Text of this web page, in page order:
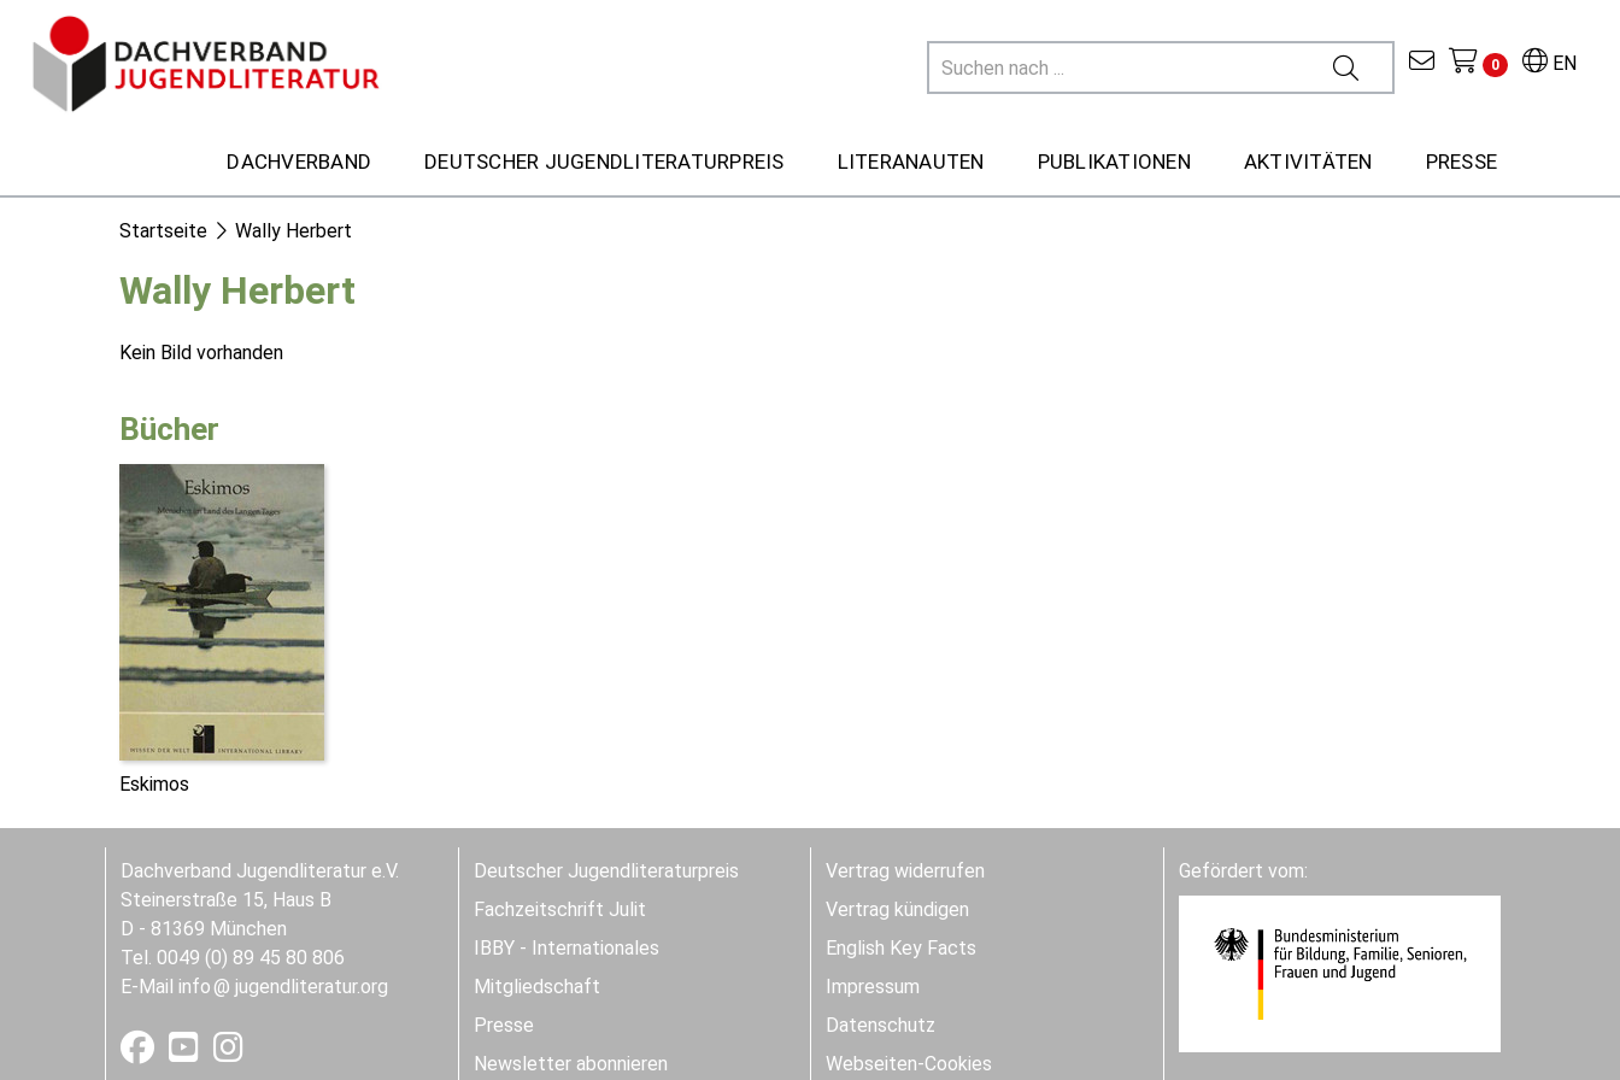
EN
0
DACHVERBAND DEUTSCHER JUGENDLITERATURPREIS LITERANAUTEN PUBLIKATIONEN AKTIVITÄTEN PRESSE
Startseite Wally Herbert
Wally Herbert
Kein Bild vorhanden
Bücher
Eskimos
Dachverband Jugendliteratur e.V.
Steinerstraße 15, Haus B
D - 81369 München
Tel. 0049 (0) 89 45 80 806
E-Mail info jugendliteratur.org
Deutscher Jugendliteraturpreis
Fachzeitschrift Julit
IBBY - Internationales
Mitgliedschaft
Presse
Newsletter abonnieren
Vertrag widerrufen
Vertrag kündigen
English Key Facts
Impressum
Datenschutz
Webseiten-Cookies
Gefördert vom: